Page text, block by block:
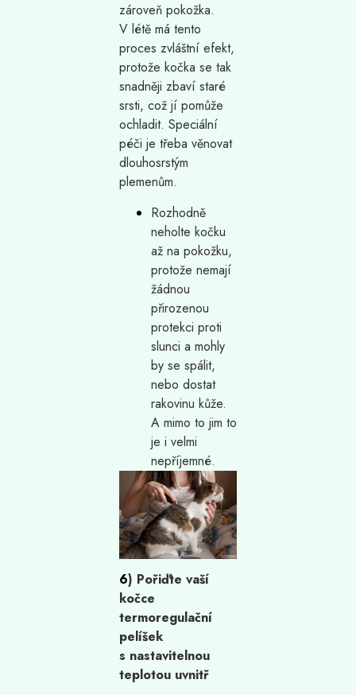
zároveň pokožka.
V létě má tento
proces zvláštní efekt,
protože kočka se tak
snadněji zbaví staré
srsti, což jí pomůže
ochladit. Speciální
péči je třeba věnovat
dlouhosrstým
plemenům.
Rozhodně
neholte kočku
až na pokožku,
protože nemají
žádnou
přirozenou
protekci proti
slunci a mohly
by se spálit,
nebo dostat
rakovinu kůže.
A mimo to jim to
je i velmi
nepříjemné.
6) Pořiďte vaší
kočce
termoregulační
pelíšek
s nastavitelnou
teplotou uvnitř